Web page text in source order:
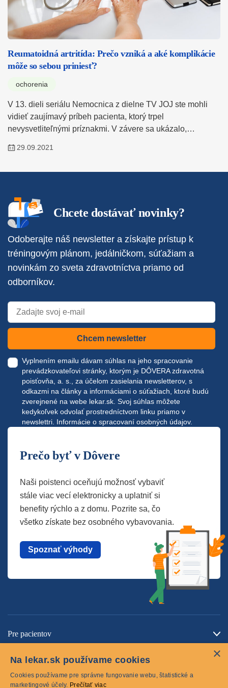
Reumatoidná artritída: Prečo vzniká a aké komplikácie
môže so sebou priniesť?
ochorenia
V 13. dieli seriálu Nemocnica z dielne TV JOJ ste mohli
vidieť zaujímavý príbeh pacienta, ktorý trpel
nevysvetliteľnými príznakmi. V závere sa ukázalo,…
29.09.2021
Chcete dostávať novinky?
Odoberajte náš newsletter a získajte prístup k
tréningovým plánom, jedálničkom, súťažiam a
novinkám zo sveta zdravotníctva priamo od
odborníkov.
Chcem newsletter
Vyplnením emailu dávam súhlas na jeho spracovanie
prevádzkovateľovi stránky, ktorým je DÔVERA zdravotná
poisťovňa, a. s., za účelom zasielania newsletterov, s
odkazmi na články a informáciami o súťažiach, ktoré budú
zverejnené na webe lekar.sk . Svoj súhlas môžete
kedykoľvek odvolať prostredníctvom linku priamo v
newslettri. Informácie o spracovaní osobných údajov.
Prečo byť v Dôvere
Naši poistenci oceňujú možnosť vybaviť
stále viac vecí elektronicky a uplatniť si
benefity rýchlo a z domu. Pozrite sa, čo
všetko získate bez osobného vybavovania.
Spoznať výhody
Pre pacientov
×
Na lekar.sk používame cookies
Cookies používame pre správne fungovanie webu, štatistické a
marketingové účely. Prečítať viac